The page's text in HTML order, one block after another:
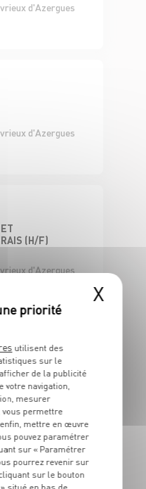
d'Azergues
d'Azergues
(H/F)
d'Azergues
H/F
d'Azergues
X
utilisent des
sur le
de la publicité
votre navigation,
mesurer
vous permettre
mettre en œuvre
pouvez paramétrer
sur « Paramétrer
pourrez revenir sur
sur le bouton